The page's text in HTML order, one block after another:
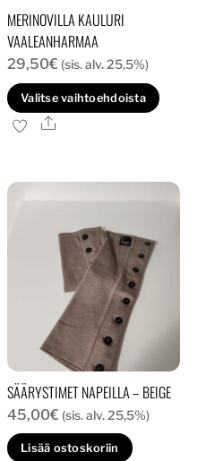
MERINOVILLA KAULURI
VAALEANHARMAA
29,50€ (sis. alv. 25,5%)
Valitse vaihtoehdoista
Ale
SÄÄRYSTIMET NAPEILLA – BEIGE
45,00€ (sis. alv. 25,5%)
Lisää ostoskoriin